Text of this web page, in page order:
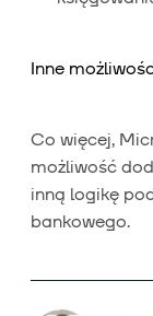
Inne
Co więcej,
możliwość
inną logikę
bankowego.